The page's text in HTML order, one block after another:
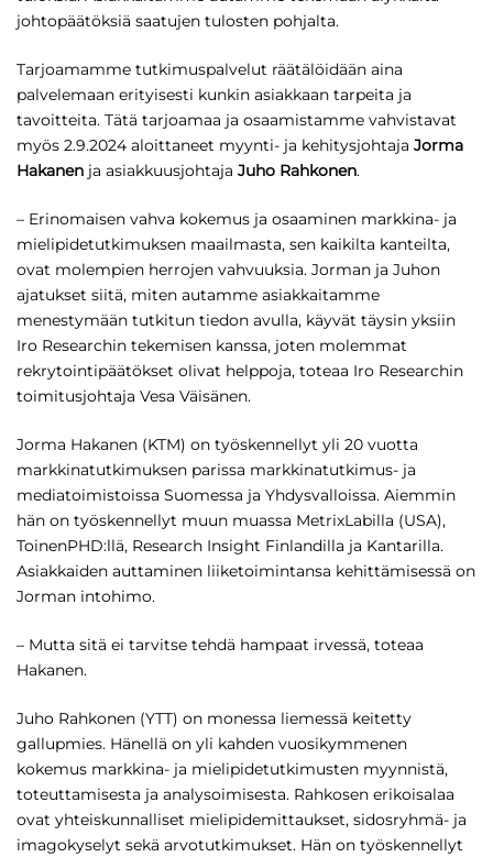
johtopäätöksiä saatujen tulosten pohjalta.
Tarjoamamme tutkimuspalvelut räätälöidään aina
palvelemaan erityisesti kunkin asiakkaan tarpeita ja
tavoitteita. Tätä tarjoamaa ja osaamistamme vahvista­vat
myös 2.9.2024 aloittaneet myynti- ja kehitysjohtaja Jorma
Hakanen ja asiakkuusjohtaja Juho Rahkonen.
– Erinomaisen vahva kokemus ja osaaminen mark­kina- ja
mielipidetutkimuksen maailmasta, sen kai­kilta kanteilta,
ovat molempien herrojen vahvuuksia. Jorman ja Juhon
ajatukset siitä, miten autamme asi­akkaitamme
menestymään tutkitun tiedon avulla, käyvät täysin yksiin
Iro Researchin tekemisen kanssa, joten molemmat
rekrytointipäätökset olivat helppoja, toteaa Iro Researchin
toimitusjohtaja Vesa Väisänen.
Jorma Hakanen (KTM) on työskennellyt yli 20 vuotta
markkinatutkimuksen parissa markkinatutkimus- ja
mediatoimistoissa Suomessa ja Yhdysvalloissa. Aiem­min
hän on työskennellyt muun muassa MetrixLabilla (USA),
ToinenPHD:llä, Research Insight Finlandilla ja Kantarilla.
Asiakkaiden auttaminen liiketoimintansa kehittämisessä on
Jorman intohimo.
– Mutta sitä ei tarvitse tehdä hampaat irvessä, tote­aa
Hakanen.
Juho Rahkonen (YTT) on monessa liemessä keitet­ty
gallupmies. Hänellä on yli kahden vuosikymmenen
kokemus markkina- ja mielipidetutkimusten myyn­nistä,
toteuttamisesta ja analysoimisesta. Rahkosen erikoisalaa
ovat yhteiskunnalliset mielipidemittauk­set, sidosryhmä- ja
imagokyselyt sekä arvotutkimuk­set. Hän on työskennellyt